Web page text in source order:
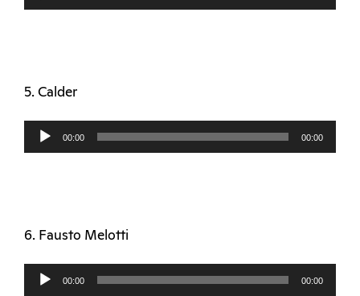
5. Calder
Audio
00:00 00:00
6. Fausto Melotti
Audio
00:00 00:00